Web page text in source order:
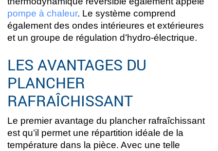
pompe à chaleur. Le système comprend
également des ondes intérieures et extérieures
et un groupe de régulation d’hydro-électrique.
LES AVANTAGES DU
PLANCHER
RAFRAÎCHISSANT
Le premier avantage du plancher rafraîchissant
est qu’il permet une répartition idéale de la
température dans la pièce. Avec une telle